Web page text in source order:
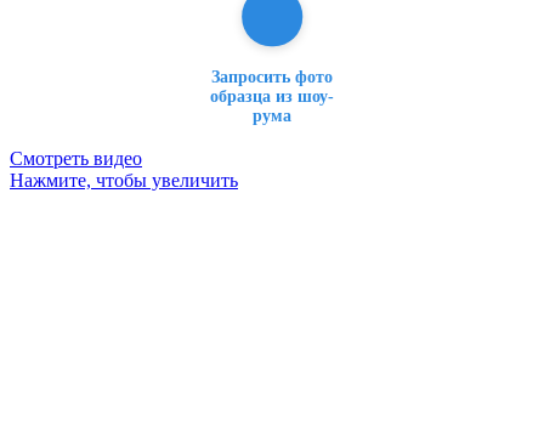
Запросить фото
образца из шоу-
рума
Смотреть видео
Нажмите, чтобы увеличить